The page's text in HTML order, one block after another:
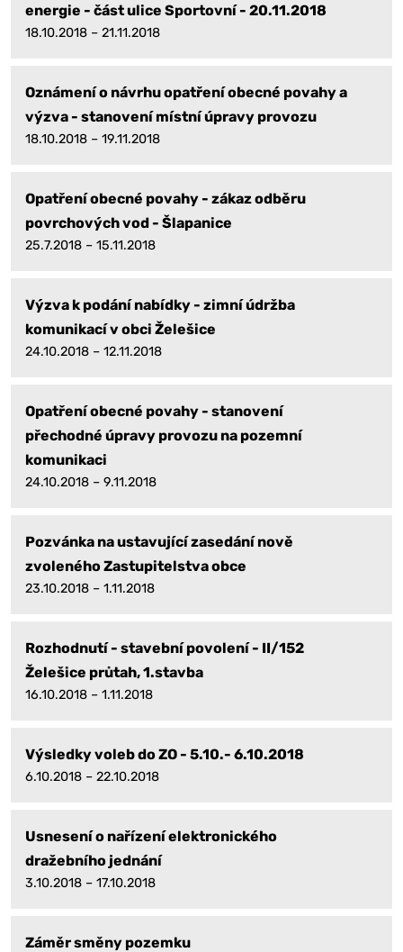
energie - část ulice Sportovní - 20.11.2018
18.10.2018 – 21.11.2018
Oznámení o návrhu opatření obecné povahy a
výzva - stanovení místní úpravy provozu
18.10.2018 – 19.11.2018
Opatření obecné povahy - zákaz odběru
povrchových vod - Šlapanice
25.7.2018 – 15.11.2018
Výzva k podání nabídky - zimní údržba
komunikací v obci Želešice
24.10.2018 – 12.11.2018
Opatření obecné povahy - stanovení
přechodné úpravy provozu na pozemní
komunikaci
24.10.2018 – 9.11.2018
Pozvánka na ustavující zasedání nově
zvoleného Zastupitelstva obce
23.10.2018 – 1.11.2018
Rozhodnutí - stavební povolení - II/152
Želešice průtah, 1.stavba
16.10.2018 – 1.11.2018
Výsledky voleb do ZO - 5.10.- 6.10.2018
6.10.2018 – 22.10.2018
Usnesení o nařízení elektronického
dražebního jednání
3.10.2018 – 17.10.2018
Záměr směny pozemku